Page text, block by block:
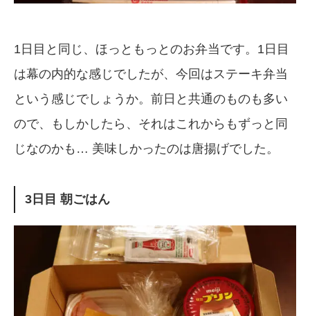
1日目と同じ、ほっともっとのお弁当です。1日目
は幕の内的な感じでしたが、今回はステーキ弁当
という感じでしょうか。前日と共通のものも多い
ので、もしかしたら、それはこれからもずっと同
じなのかも… 美味しかったのは唐揚げでした。
3日目 朝ごはん